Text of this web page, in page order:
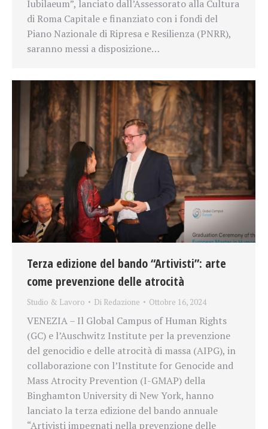
Iubilaeum”, lanciato dall’Assessorato alla Cultura
di Roma Capitale e finanziato con i fondi del
Piano Nazionale di Ripresa e Resilienza (PNRR),
saranno messi a disposizione…
Terza edizione del bando “Artivisti”: arte
come prevenzione delle atrocità
Studio & Lavoro Di Redazione Ottobre 16, 2024
VENEZIA – Il Global Campus of Human Rights
(GC) e l’Auschwitz Institute per la prevenzione
del genocidio e delle atrocità di massa (AIPG), in
collaborazione con l’Institute for Genocide and
Mass Atrocity Prevention (I-GMAP) della
Binghamton University di New York, hanno
lanciato la terza edizione del bando annuale
“Artivisti impegnati nella prevenzione delle